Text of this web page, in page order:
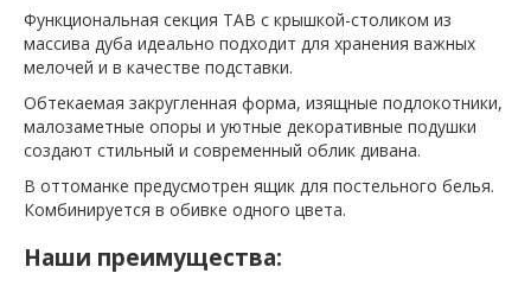
Функциональная секция TAB с крышкой-столиком из
массива дуба идеально подходит для хранения важных
мелочей и в качестве подставки.
Обтекаемая закругленная форма, изящные подлокотники,
малозаметные опоры и уютные декоративные подушки
создают стильный и современный облик дивана.
В оттоманке предусмотрен ящик для постельного белья.
Комбинируется в обивке одного цвета.
Наши преимущества: